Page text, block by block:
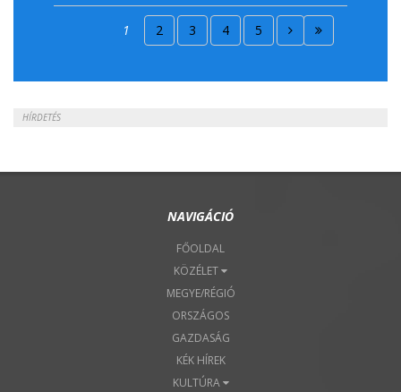
2018. Április 15.
1 2 3 4 5
HÍRDETÉS
NAVIGÁCIÓ
FŐOLDAL
KÖZÉLET
MEGYE/RÉGIÓ
ORSZÁGOS
GAZDASÁG
KÉK HÍREK
KULTÚRA